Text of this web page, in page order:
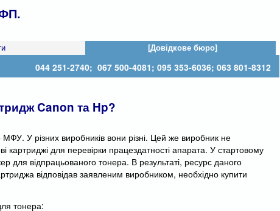
[Довідкове бюро]
044 251-2740; 067 500-4081; 095 353-6036; 063 801-8312
Canon та Hp?
У різних виробників вони різні. Цей же виробник не
для перевірки працездатності апарата. У стартовому
для відпрацьованого тонера. В результаті, ресурс даного
відповідав заявленим виробником, необхідно купити
тонера: